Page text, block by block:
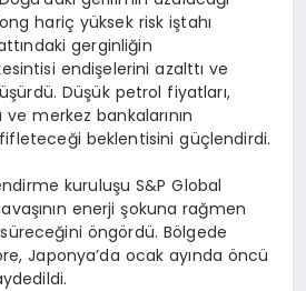
hariç yüksek risk iştahı
gerginliğin
endişelerini azalttı ve
Düşük petrol fiyatları,
ve merkez bankalarının
beklentisini güçlendirdi.
kuruluşu S&P Global
enerji şokuna rağmen
öngördü. Bölgede
Japonya’da ocak ayında öncü